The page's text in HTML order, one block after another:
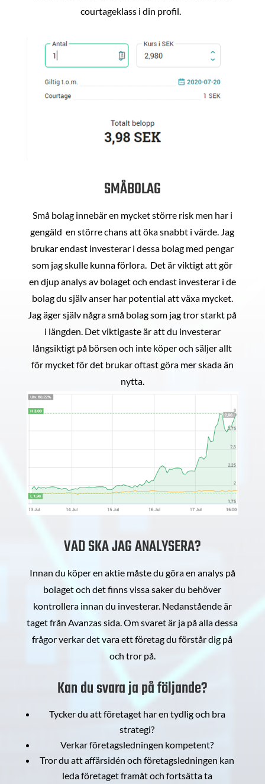
courtageklass i din profil.
SMÅBOLAG
Små bolag innebär en mycket större risk men har i
gengäld en större chans att öka snabbt i värde. Jag
brukar endast investerar i dessa bolag med pengar
som jag skulle kunna förlora. Det är viktigt att gör
en djup analys av bolaget och endast investerar i de
bolag du själv anser har potential att växa mycket.
Jag äger själv några små bolag som jag tror starkt på
i längden. Det viktigaste är att du investerar
långsiktigt på börsen och inte köper och säljer allt
för mycket för det brukar oftast göra mer skada än
nytta.
VAD SKA JAG ANALYSERA?
Innan du köper en aktie måste du göra en analys på
bolaget och det finns vissa saker du behöver
kontrollera innan du investerar. Nedanstående är
taget från Avanzas sida. Om svaret är ja på alla dessa
frågor verkar det vara ett företag du förstår dig på
och tror på.
Kan du svara ja på följande?
Tycker du att företaget har en tydlig och bra
strategi?
Verkar företagsledningen kompetent?
Tror du att affärsidén och företagsledningen kan
leda företaget framåt och fortsätta ta